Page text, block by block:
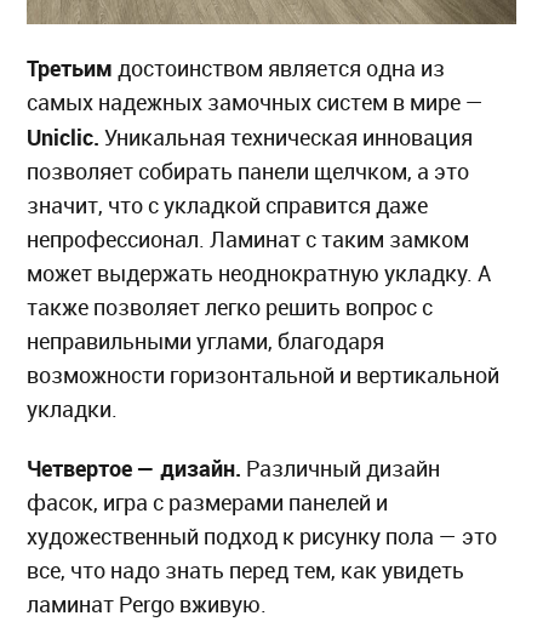
Третьим достоинством является одна из
самых надежных замочных систем в мире —
Uniclic. Уникальная техническая инновация
позволяет собирать панели щелчком, а это
значит, что с укладкой справится даже
непрофессионал. Ламинат с таким замком
может выдержать неоднократную укладку. А
также позволяет легко решить вопрос с
неправильными углами, благодаря
возможности горизонтальной и вертикальной
укладки.
Четвертое — дизайн. Различный дизайн
фасок, игра с размерами панелей и
художественный подход к рисунку пола — это
все, что надо знать перед тем, как увидеть
ламинат Pergo вживую.